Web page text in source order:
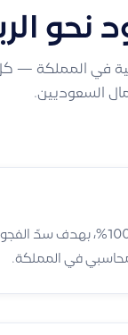
المحاسبة السحابية
السعوديين.
تأسست قيود كأول منصة محاسبية
في المملكة.